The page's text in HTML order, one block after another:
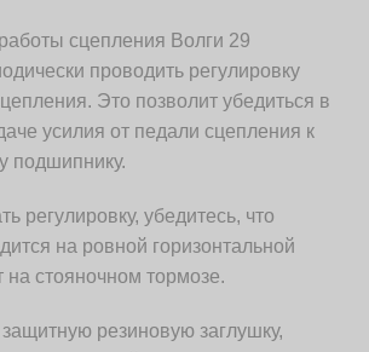
сцепления Волги 29
проводить регулировку
Это позволит убедиться в
усилия от педали сцепления к
подшипнику.
регулировку, убедитесь, что
на ровной горизонтальной
на стояночном тормозе.
резиновую заглушку,